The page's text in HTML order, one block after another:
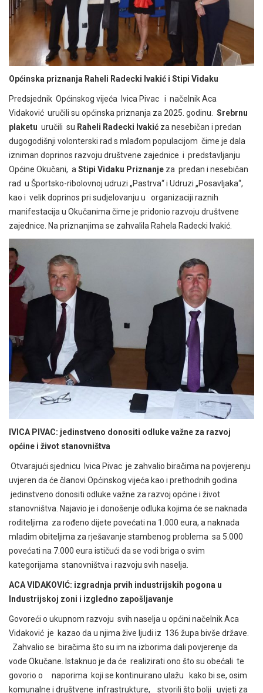
Općinska priznanja Raheli Radecki Ivakić i Stipi Vidaku
Predsjednik Općinskog vijeća Ivica Pivac i načelnik Aca
Vidaković uručili su općinska priznanja za 2025. godinu. Srebrnu
plaketu uručili su Raheli Radecki Ivakić za nesebičan i predan
dugogodišnji volonterski rad s mlađom populacijom čime je dala
izniman doprinos razvoju društvene zajednice i predstavljanju
Općine Okučani, a Stipi Vidaku Priznanje za predan i nesebičan
rad u Športsko-ribolovnoj udruzi „Pastrva“ i Udruzi „Posavljaka“,
kao i velik doprinos pri sudjelovanju u organizaciji raznih
manifestacija u Okučanima čime je pridonio razvoju društvene
zajednice. Na priznanjima se zahvalila Rahela Radecki Ivakić.
IVICA PIVAC: jedinstveno donositi odluke važne za razvoj
općine i život stanovništva
Otvarajući sjednicu Ivica Pivac je zahvalio biračima na povjerenju
uvjeren da će članovi Općinskog vijeća kao i prethodnih godina
jedinstveno donositi odluke važne za razvoj općine i život
stanovništva. Najavio je i donošenje odluka kojima će se naknada
roditeljima za rođeno dijete povećati na 1.000 eura, a naknada
mladim obiteljima za rješavanje stambenog problema sa 5.000
povećati na 7.000 eura ističući da se vodi briga o svim
kategorijama stanovništva i razvoju svih naselja.
ACA VIDAKOVIĆ: izgradnja prvih industrijskih pogona u
Industrijskoj zoni i izgledno zapošljavanje
Govoreći o ukupnom razvoju svih naselja u općini načelnik Aca
Vidaković je kazao da u njima žive ljudi iz 136 župa bivše države.
Zahvalio se biračima što su im na izborima dali povjerenje da
vode Okučane. Istaknuo je da će realizirati ono što su obećali te
govorio o naporima koji se kontinuirano ulažu kako bi se, osim
komunalne i društvene infrastrukture, stvorili što bolji uvjeti za